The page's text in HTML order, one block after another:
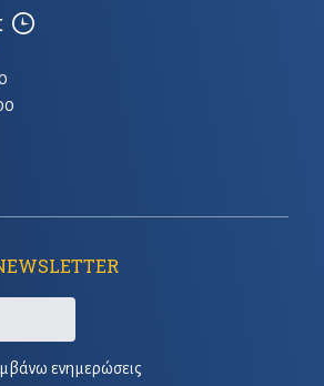
ενημερώσεις